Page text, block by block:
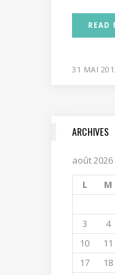
READ
31 MAI
ARCHIVES
août 2026
L
M
3
4
10
11
17
18